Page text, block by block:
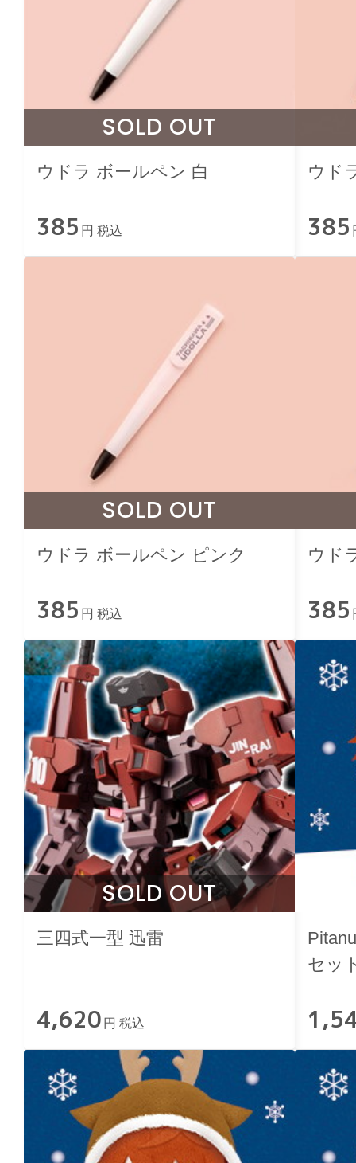
SOLD OUT
ウドラ ボールペン 白
385 円 税込
ウド
385
SOLD OUT
ウドラ ボールペン ピンク
385 円 税込
ウド
385
SOLD OUT
三四式一型 迅雷
4,620 円 税込
セッ